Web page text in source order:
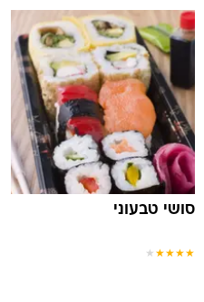
סושי טבעוני
★
★
★
★
★